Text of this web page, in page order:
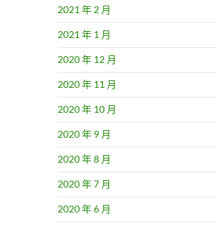
2021 年 2 月
2021 年 1 月
2020 年 12 月
2020 年 11 月
2020 年 10 月
2020 年 9 月
2020 年 8 月
2020 年 7 月
2020 年 6 月